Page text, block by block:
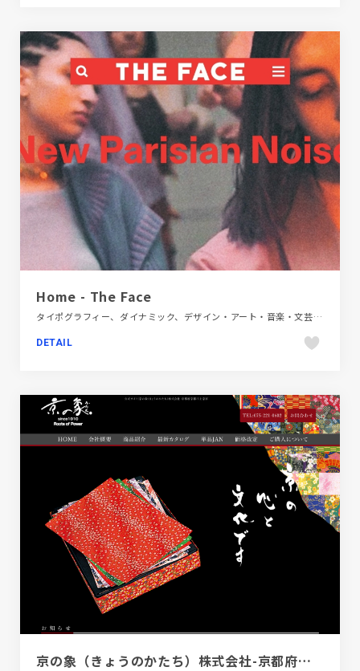
Home - The Face
タイポグラフィー、ダイナミック、デザイン・アート・音楽・文芸、ファッション・ビューティー、ホワイト系、ポップ、メディアサイト、レッド系、大きめ写真、海外サイト
DETAIL
京の象（きょうのかたち）株式会社-京都府京都市上京区